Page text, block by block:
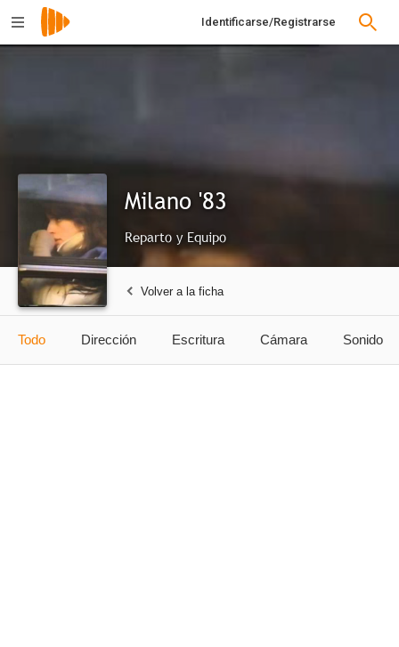
Identificarse/Registrarse
Milano '83
Reparto y Equipo
Volver a la ficha
Todo Dirección Escritura Cámara Sonido